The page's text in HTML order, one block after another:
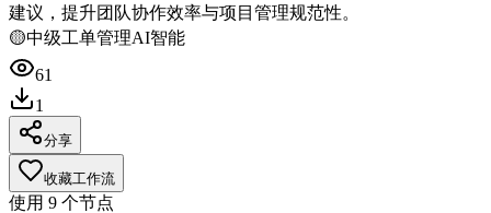
建议，提升团队协作效率与项目管理规范性。
🟡中级工单管理AI智能
61
1
分享
收藏工作流
使用 9 个节点